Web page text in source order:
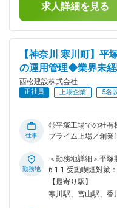
な幅広い土木工事案
工事の業務経験が
機や換気設備、濁水
がございます。それ
守について全般管理す
建設の工事実績一覧
https://www.nishimatsu.co.jp/
エリアについて：
て活躍したい方で、
機会がございます。
社会貢献度の高い
です。 ■働き方： ・土日祝休みです。仮に実際に休日出勤が
あった場合は振替
早上がりや遅め出社
を選択の場合はモデ
あくまでも目安の
求人詳細を見る
【神奈川 寒川町】平
の運用管理◆業界未
西松建設株式会社
正社員 上場企業 5名
仕事
◎平塚工場での社有
プライム上場／創
社は「西松-
活力がわく地域やコ
の実現に向け、中
実現には、多様な人
勤務地
＜勤務地詳細＞平
6-1-1 受動喫煙対策
社の定める事業所（
【最寄り駅】
寒川駅、宮山駅、香